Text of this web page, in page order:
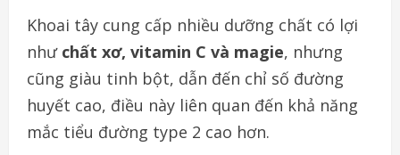
Khoai tây cung cấp nhiều dưỡng chất có lợi
như chất xơ, vitamin C và magie, nhưng
cũng giàu tinh bột, dẫn đến chỉ số đường
huyết cao, điều này liên quan đến khả năng
mắc tiểu đường type 2 cao hơn.